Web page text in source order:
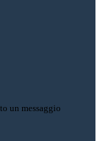
un messaggio